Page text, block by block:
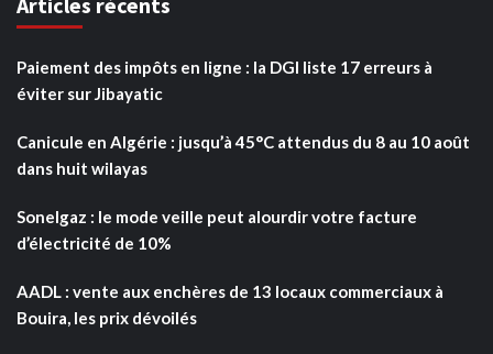
Paiement des impôts en ligne : la DGI liste 17 erreurs à
éviter sur Jibayatic
Canicule en Algérie : jusqu’à 45°C attendus du 8 au 10 août
dans huit wilayas
Sonelgaz : le mode veille peut alourdir votre facture
d’électricité de 10%
AADL : vente aux enchères de 13 locaux commerciaux à
Bouira, les prix dévoilés